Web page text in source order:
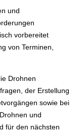
und
vorbereitet
von Terminen,
Drohnen
der Erstellung
sowie bei
und
für den nächsten